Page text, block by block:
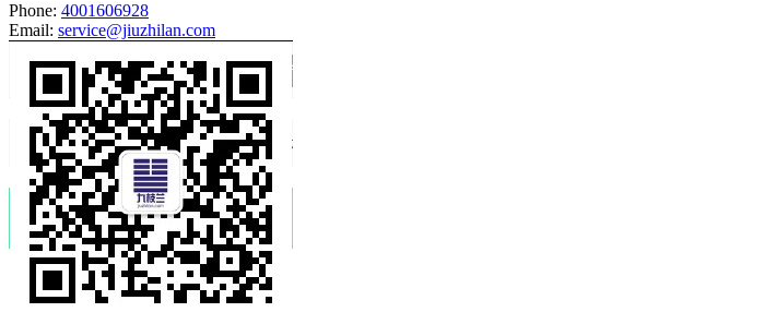
Phone: 4001606928
Email: service@jiuzhilan.com